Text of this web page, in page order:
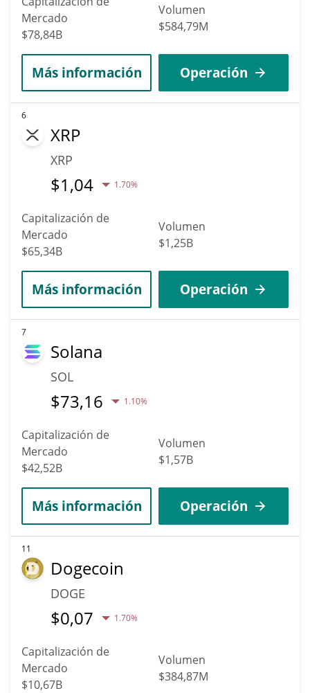
Mercado
$78,84B
Volumen
$584,79M
Más información Operación
6
XRP
XRP
$1,04 1.70%
Capitalización de
Mercado
$65,34B
Volumen
$1,25B
Más información Operación
7
Solana
SOL
$73,16 1.10%
Capitalización de
Mercado
$42,52B
Volumen
$1,57B
Más información Operación
11
Dogecoin
DOGE
$0,07 1.70%
Capitalización de
Mercado
$10,67B
Volumen
$384,87M